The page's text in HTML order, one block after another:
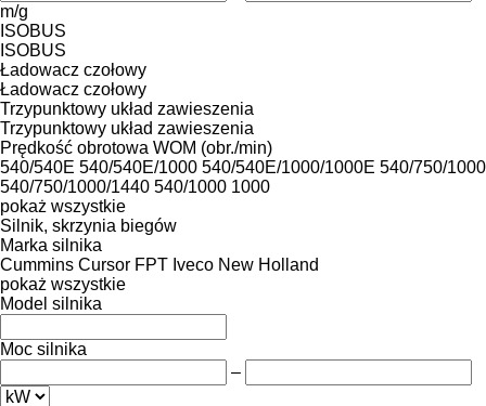
m/g
ISOBUS
ISOBUS
Ładowacz czołowy
Ładowacz czołowy
Trzypunktowy układ zawieszenia
Trzypunktowy układ zawieszenia
Prędkość obrotowa WOM (obr./min)
540/540E 540/540E/1000 540/540E/1000/1000E 540/750/1000
540/750/1000/1440 540/1000 1000
pokaż wszystkie
Silnik, skrzynia biegów
Marka silnika
Cummins Cursor FPT Iveco New Holland
pokaż wszystkie
Model silnika
Moc silnika
–